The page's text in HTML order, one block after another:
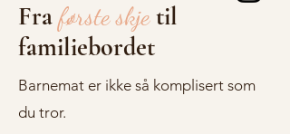
Fraførste skjetil
familiebordet
Barnemat er ikke så komplisert som
du tror.